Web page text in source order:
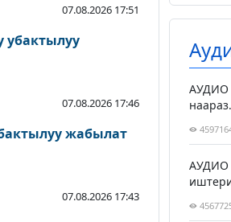
07.08.2026 17:51
убактылуу
07.08.2026 17:46
жабылат
07.08.2026 17:43
АУДИО
АУДИО